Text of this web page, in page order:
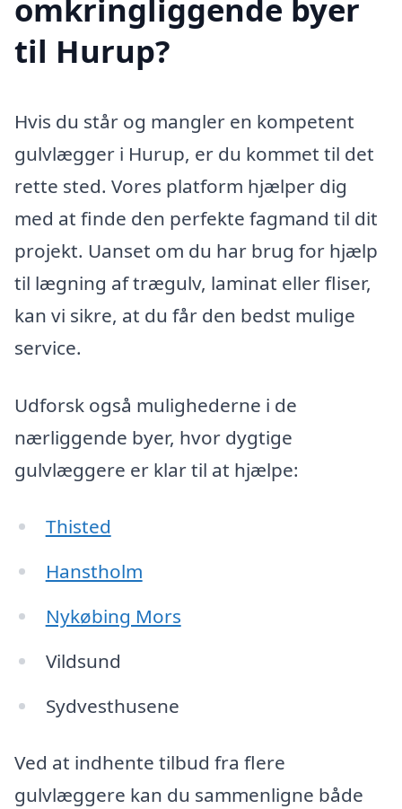
omkringliggende byer
til Hurup?
Hvis du står og mangler en kompetent
gulvlægger i Hurup, er du kommet til det
rette sted. Vores platform hjælper dig
med at finde den perfekte fagmand til dit
projekt. Uanset om du har brug for hjælp
til lægning af trægulv, laminat eller fliser,
kan vi sikre, at du får den bedst mulige
service.
Udforsk også mulighederne i de
nærliggende byer, hvor dygtige
gulvlæggere er klar til at hjælpe:
Thisted
Hanstholm
Nykøbing Mors
Vildsund
Sydvesthusene
Ved at indhente tilbud fra flere
gulvlæggere kan du sammenligne både